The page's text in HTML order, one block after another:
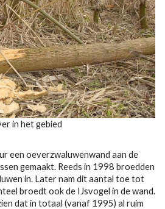
in het gebied
een oeverzwaluwenwand aan de
gemaakt. Reeds in 1998 broedden
in. Later nam dit aantal toe tot
broedt ook de IJsvogel in de wand.
dat in totaal (vanaf 1995) al ruim